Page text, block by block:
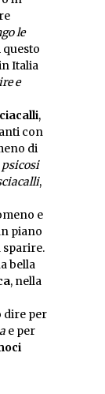
le
questo
Italia
e
,
con
di
psicosi
,
e
piano
sparire.
bella
, nella
dire per
e per